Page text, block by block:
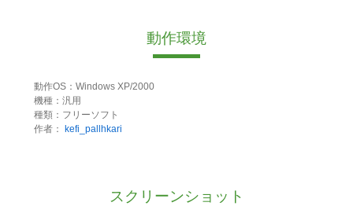
動作環境
動作OS：Windows XP/2000
機種：汎用
種類：フリーソフト
作者：
kefi_pallhkari
スクリーンショット